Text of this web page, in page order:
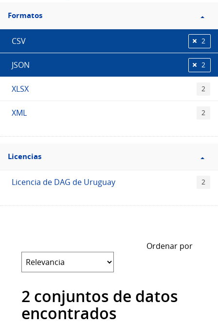
Filtro
Formatos
Formatos
CSV 2
JSON 2
XLSX 2
XML 2
Filtro
Licencias
Licencias
Licencia de DAG de Uruguay 2
Ordenar por
2 conjuntos de datos
encontrados